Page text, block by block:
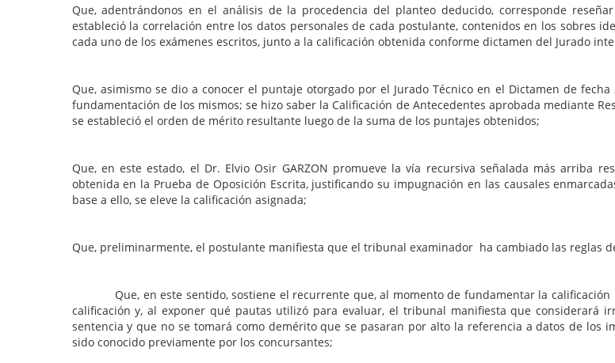
Que, adentrándonos en el análisis de la procedencia del planteo deducido, corresponde
estableció la correlación entre los datos personales de cada postulante, contenidos en los sobres
cada uno de los exámenes escritos, junto a la calificación obtenida conforme dictamen del Jurado
Que, asimismo se dio a conocer el puntaje otorgado por el Jurado Técnico en el Dictamen de
fundamentación de los mismos; se hizo saber la Calificación de Antecedentes aprobada mediante
se estableció el orden de mérito resultante luego de la suma de los puntajes obtenidos;
Que, en este estado, el Dr. Elvio Osir GARZON promueve la vía recursiva señalada más arriba
obtenida en la Prueba de Oposición Escrita, justificando su impugnación en las causales
base a ello, se eleve la calificación asignada;
Que, preliminarmente, el postulante manifiesta que el tribunal examinador ha cambiado las reglas
Que, en este sentido, sostiene el recurrente que, al momento de fundamentar la calificación
calificación y, al exponer qué pautas utilizó para evaluar, el tribunal manifiesta que considerará
sentencia y que no se tomará como demérito que se pasaran por alto la referencia a datos de
sido conocido previamente por los concursantes;